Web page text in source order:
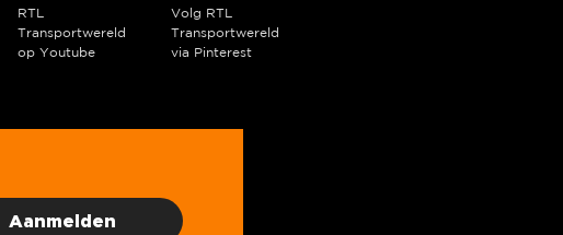
RTL
Transportwereld
op Youtube
Volg RTL
Transportwereld
via Pinterest